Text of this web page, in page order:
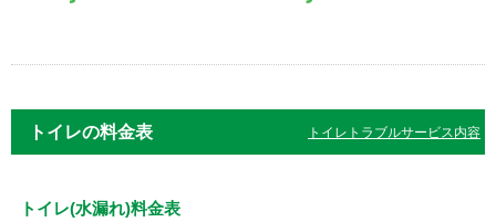
トイレの料金表 トイレトラブルサービス内容
トイレ(水漏れ)料金表